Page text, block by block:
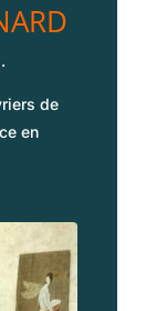
de
en